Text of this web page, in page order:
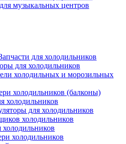
музыкальных центров
для холодильников
для холодильников
холодильных и морозильных
холодильников (балконы)
холодильников
для холодильников
холодильников
холодильников
холодильников